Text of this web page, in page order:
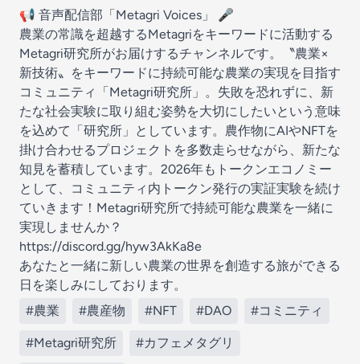
📢 音声配信部「Metagri Voices」 🎤
農業の常識を超越するMetagriをキーワードに活動する
Metagri研究所がお届けするチャンネルです。〝農業×
新技術〟をキーワードに持続可能な農業の実現を目指す
コミュニティ「Metagri研究所」。失敗を恐れずに、新
たな社会実験に取り組む姿勢を大切にしたいという意味
を込めて「研究所」としています。農作物にAIやNFTを
掛け合わせるプロジェクトを多数走らせながら、新たな
知見を蓄積しています。2026年もトークンエコノミー
として、コミュニティ内トークン発行の実証実験を続け
ていきます！Metagri研究所で持続可能な農業を一緒に
実現しませんか？
https://discord.gg/hyw3AkKa8e
あなたと一緒に新しい農業の世界を創造する旅ができる
日を楽しみにしております。
#農業
#農産物 #NFT #DAO #コミニティ
#Metagri研究所 #カフェメタグリ